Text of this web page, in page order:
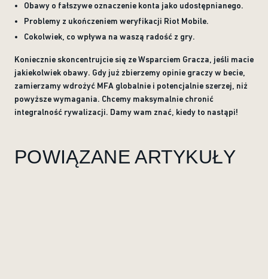
Obawy o fałszywe oznaczenie konta jako udostępnianego.
Problemy z ukończeniem weryfikacji Riot Mobile.
Cokolwiek, co wpływa na waszą radość z gry.
Koniecznie skoncentrujcie się ze Wsparciem Gracza, jeśli macie
jakiekolwiek obawy. Gdy już zbierzemy opinie graczy w becie,
zamierzamy wdrożyć MFA globalnie i potencjalnie szerzej, niż
powyższe wymagania. Chcemy maksymalnie chronić
integralność rywalizacji. Damy wam znać, kiedy to nastąpi!
POWIĄZANE ARTYKUŁY